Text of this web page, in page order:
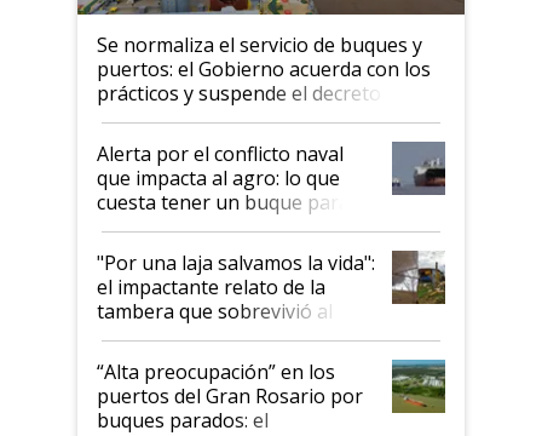
Se normaliza el servicio de buques y
puertos: el Gobierno acuerda con los
prácticos y suspende el decreto de
desregulación
Alerta por el conflicto naval
que impacta al agro: lo que
cuesta tener un buque parado
y el peligro de que Argentina
pase a ser "país sucio"
"Por una laja salvamos la vida":
el impactante relato de la
tambera que sobrevivió al
tornado
“Alta preocupación” en los
puertos del Gran Rosario por
buques parados: el